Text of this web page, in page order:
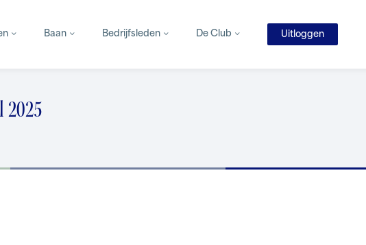
Baan Bedrijfsleden De Club Uitloggen